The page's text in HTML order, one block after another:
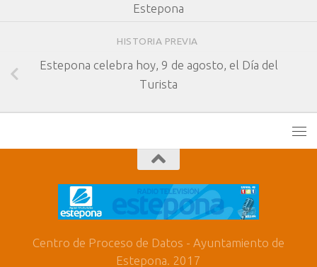
Estepona
HISTORIA PREVIA
Estepona celebra hoy, 9 de agosto, el Día del
Turista
Centro de Proceso de Datos - Ayuntamiento de
Estepona. 2017